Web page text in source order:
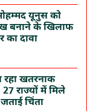
यूनुस को
बनाने के खिलाफ
का दावा
खतरनाक
राज्यों में मिले
चिंता